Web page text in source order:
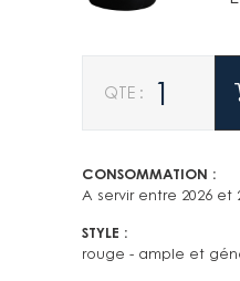
CONSOMMATION
A servir entre 2026 et
STYLE
rouge - ample et